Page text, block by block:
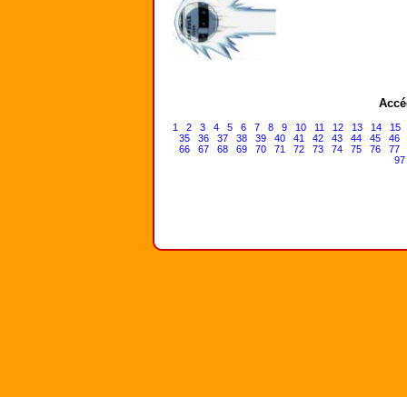
1 2 3 4 5 6 7 8 9 10 11 12 13 14
15
35
36 37 38 39 40 41 42 43 44 45
46
66
67 68 69 70 71 72 73 74 75 76
77
97